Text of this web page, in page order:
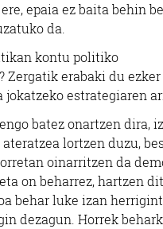
epaia ez baita behin
da.
kontu politiko
erabaki du
estrategiaren
batez onartzen dira,
lortzen duzu,
oinarritzen da
on beharrez, hartzen
behar luke izan
dezagun. Horrek